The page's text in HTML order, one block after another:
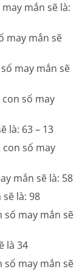
mắn sẽ là:
may mắn sẽ
may mắn sẽ
số may
là: 63 – 13
số may
mắn sẽ là: 58
là: 98
số may mắn sẽ
là 34
số may mắn sẽ